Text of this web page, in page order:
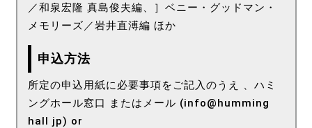
／和泉宏隆 真島俊夫編、］ベニー・グッドマン・
メモリーズ／岩井直溥編 ほか
申込方法
所定の申込用紙に必要事項をご記入のうえ 、ハミ
ングホール窓口 またはメール (info@humming
hall jp) or